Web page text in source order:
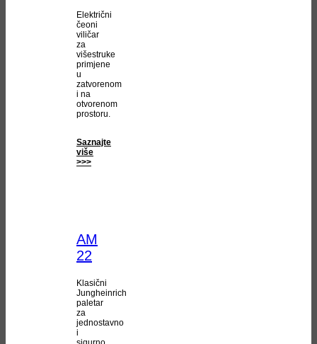
Električni
čeoni
viličar
za
višestruke
primjene
u
zatvorenom
i na
otvorenom
prostoru.
Saznajte
više
>>>
AM
22
Klasični
Jungheinrich
paletar
za
jednostavno
i